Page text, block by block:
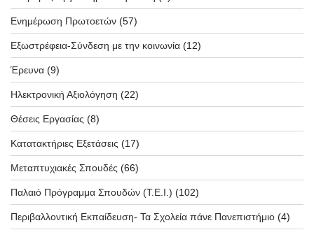
Ενημέρωση Πρωτοετών (57)
Εξωστρέφεια-Σύνδεση με την κοινωνία (12)
Έρευνα (9)
Ηλεκτρονική Αξιολόγηση (22)
Θέσεις Εργασίας (8)
Κατατακτήριες Εξετάσεις (17)
Μεταπτυχιακές Σπουδές (66)
Παλαιό Πρόγραμμα Σπουδών (T.E.I.) (102)
Περιβαλλοντική Εκπαίδευση- Τα Σχολεία πάνε Πανεπιστήμιο (4)